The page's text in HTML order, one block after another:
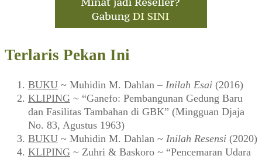
Terlaris Pekan Ini
BUKU ~ Muhidin M. Dahlan – Inilah Esai (2016)
KLIPING ~ “Ganefo: Pembangunan Gedung Baru
dan Fasilitas Tambahan di GBK” (Mingguan Djaja
No. 83, Agustus 1963)
BUKU ~ Muhidin M. Dahlan ~ Inilah Resensi (2020)
KLIPING ~ Zuhri & Baskoro ~ “Pencemaran Udara